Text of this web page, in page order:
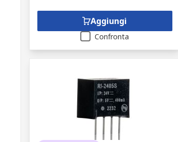
Aggiungi
Confronta